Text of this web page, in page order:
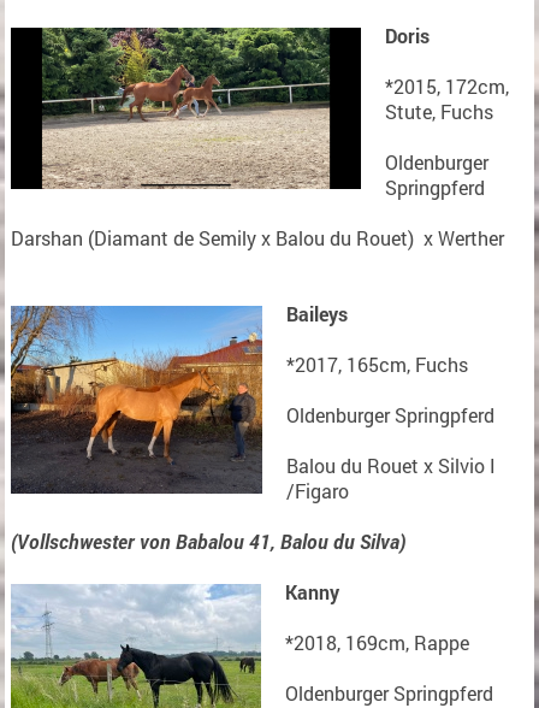
Doris
*2015, 172cm,
Stute, Fuchs
Oldenburger
Springpferd
Darshan (Diamant de Semily x Balou du Rouet) x Werther
Baileys
*2017, 165cm, Fuchs
Oldenburger Springpferd
Balou du Rouet x Silvio I
/Figaro
(Vollschwester von Babalou 41, Balou du Silva)
Kanny
*2018, 169cm, Rappe
Oldenburger Springpferd